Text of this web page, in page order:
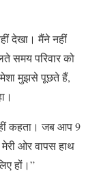
देखा। मैंने नहीं
समय परिवार को
मुझसे पूछते हैं,
कहता। जब आप 9
ओर वापस हाथ
हों।”